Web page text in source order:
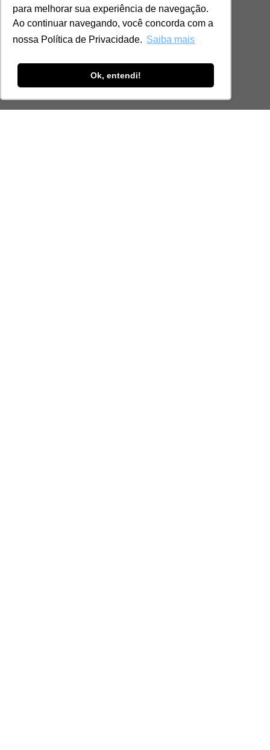
para melhorar sua experiência de navegação.
Ao continuar navegando, você concorda com a
nossa Política de Privacidade. Saiba mais
Ok, entendi!